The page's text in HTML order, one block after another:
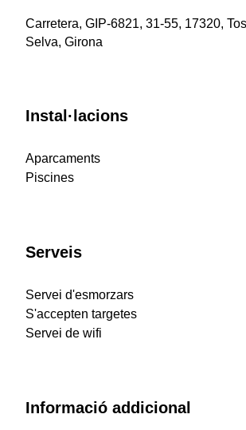
Carretera, GIP-6821, 31-55, 17320,
Selva, Girona
Instal·lacions
Aparcaments
Piscines
Serveis
Servei d'esmorzars
S'accepten targetes
Servei de wifi
Informació addicional